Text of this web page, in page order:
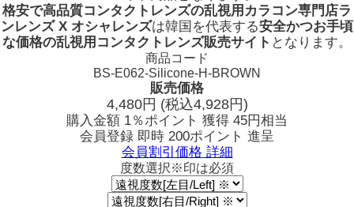
格安で高品質コンタクトレンズの乱視用カラコン専門店ラ
ンレンズ X オシャレンズは韓国を代表する安全かつお手頃
な価格の乱視用コンタクトレンズ販売サイト となります。
商品コード
BS-E062-Silicone-H-BROWN
販売価格
4,480円 (税込4,928円)
購入金額 1％ポイント 獲得 45円相当
会員登録 即時 200ポイント 進呈
会員割引価格 詳細
度数選択※印は必須